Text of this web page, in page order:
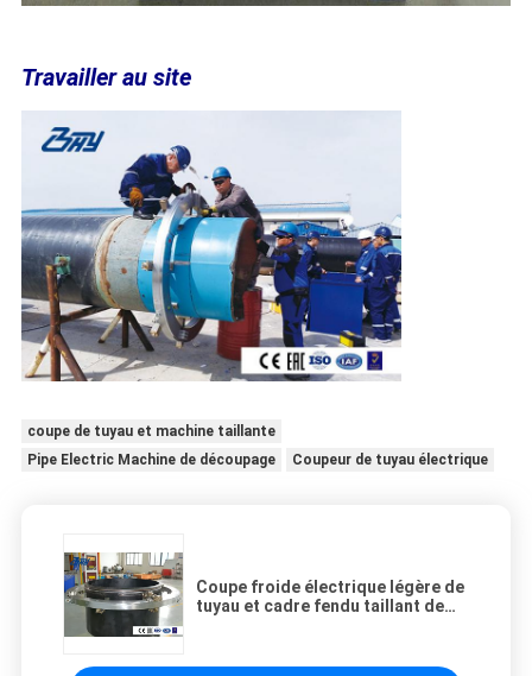
Travailler au site
coupe de tuyau et machine taillante
Pipe Electric Machine de découpage
Coupeur de tuyau électrique
Coupe froide électrique légère de
tuyau et cadre fendu taillant de